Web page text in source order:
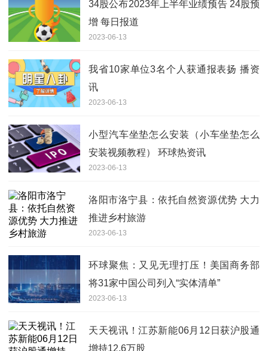
34股公布2023年上半年业绩预告 24股预
增 每日报道
2023-06-13
我省10家单位3名个人获通报表扬 播资
讯
2023-06-13
小型汽车坐垫怎么安装（小车坐垫怎么
安装视频教程） 环球热资讯
2023-06-13
洛阳市洛宁县：依托自然资源优势 大力
推进乡村旅游
2023-06-13
环球聚焦：又见无理打压！美国商务部
将31家中国公司列入“实体清单”
2023-06-13
天天视讯！江苏新能06月12日获沪股通
增持12.6万股